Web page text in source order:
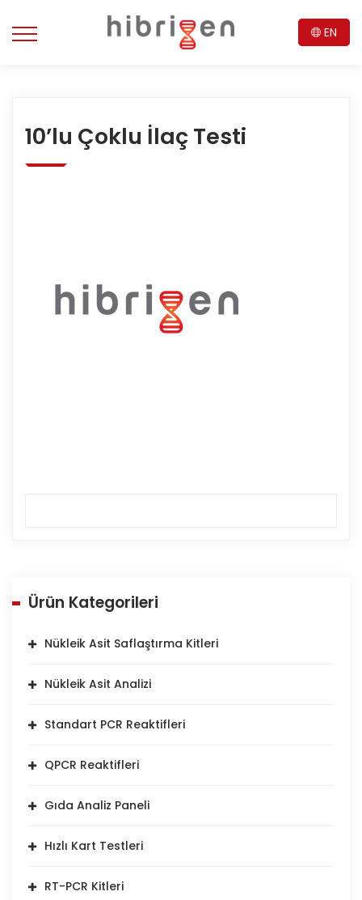
EN
10’lu Çoklu İlaç Testi
Ürün Kategorileri
Nükleik Asit Saflaştırma Kitleri
Nükleik Asit Analizi
Standart PCR Reaktifleri
QPCR Reaktifleri
Gıda Analiz Paneli
Hızlı Kart Testleri
RT-PCR Kitleri